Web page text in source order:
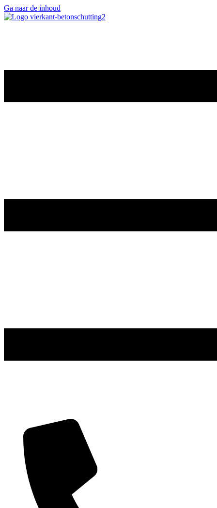
Ga naar de inhoud